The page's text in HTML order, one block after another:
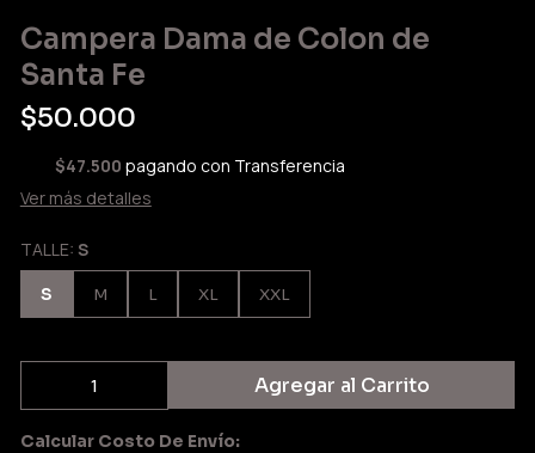
Campera Dama de Colon de
Santa Fe
$50.000
$47.500 pagando con Transferencia
Ver más detalles
TALLE: S
S M L XL XXL
Agregar al Carrito
Calcular Costo De Envío: